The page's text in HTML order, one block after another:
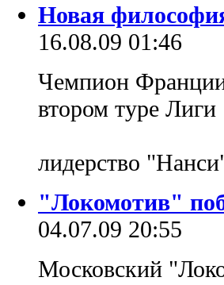
Новая
16.08.09 01:46
Чемпион
втором туре Лиги
лидерство
"Локомотив"
04.07.09 20:55
Московский